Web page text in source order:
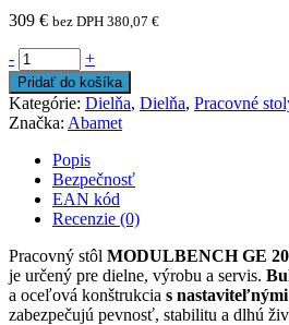
309 € bez DPH 380,07 €
- +
Pridať do košíka
Kategórie: Dielňa, Dielňa, Pracovné
Značka: Abamet
Popis
Bezpečnosť
EAN kód
Recenzie (0)
Pracovný stôl MODULBENCH GE
je určený pre dielne, výrobu a servis.
a oceľová konštrukcia s
zabezpečujú pevnosť, stabilitu a dlhú